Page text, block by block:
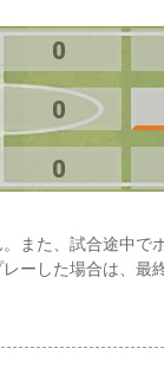
0
0
0
また、試合途中
ーした場合は、最